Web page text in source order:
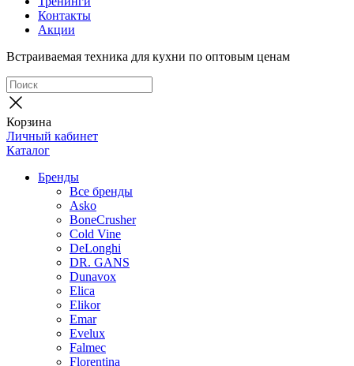
Контакты
Акции
Встраиваемая техника для кухни по оптовым ценам
Корзина
Личный кабинет
Каталог
Бренды
Все бренды
Asko
BoneCrusher
Cold Vine
DeLonghi
DR. GANS
Dunavox
Elica
Elikor
Emar
Evelux
Falmec
Florentina